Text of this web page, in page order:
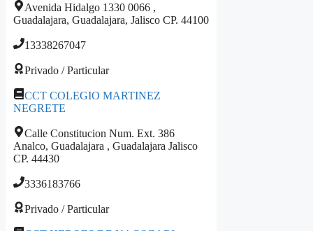
Avenida Hidalgo 1330 0066 ,
Guadalajara, Guadalajara, Jalisco CP. 44100
13338267047
Privado / Particular
CCT COLEGIO MARTINEZ
NEGRETE
Calle Constitucion Num. Ext. 386
Analco, Guadalajara , Guadalajara Jalisco
CP. 44430
3336183766
Privado / Particular